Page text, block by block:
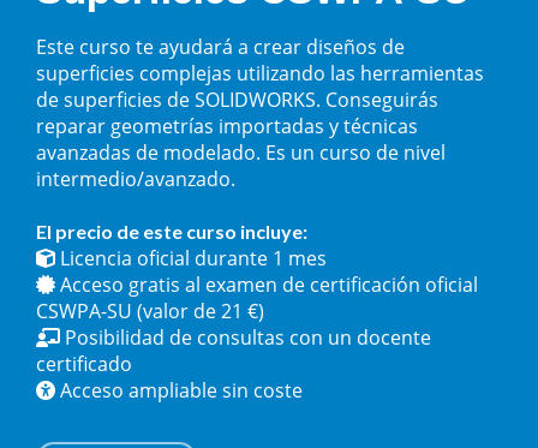
Este curso te ayudará a crear diseños de
superficies complejas utilizando las herramientas
de superficies de SOLIDWORKS. Conseguirás
reparar geometrías importadas y técnicas
avanzadas de modelado. Es un curso de nivel
intermedio/avanzado.
El precio de este curso incluye:
Licencia oficial durante 1 mes
Acceso gratis al examen de certificación oficial
CSWPA-SU (valor de 21 €)
Posibilidad de consultas con un docente
certificado
Acceso ampliable sin coste